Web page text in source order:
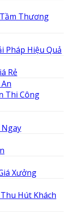
Thương
Pháp Hiệu Quả
Rẻ
Thi Công
Ngay
Xưởng
Hút Khách